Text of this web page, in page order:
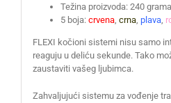
Težina proizvoda: 240
5 boja: crvena, crna, plava,
FLEXI kočioni sistemi nisu samo
reaguju u deliću sekunde. Tako
zaustaviti vašeg ljubimca.
Zahvaljujući sistemu za vođenje